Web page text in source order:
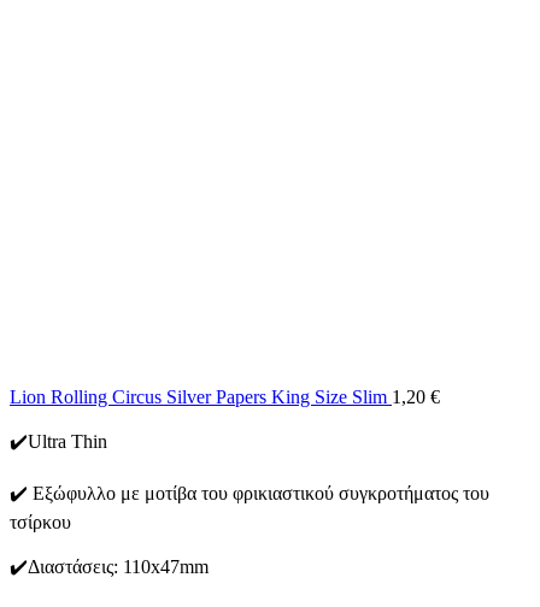
Lion Rolling Circus Silver Papers King Size Slim 1,20 €
✔️Ultra Thin
✔️ Εξώφυλλο με μοτίβα του φρικιαστικού συγκροτήματος του
τσίρκου
✔️Διαστάσεις: 110x47mm